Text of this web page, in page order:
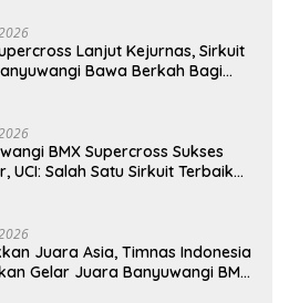
Lanjut Kejurnas, Sirkuit
Bawa Berkah Bagi
BMX Supercross Sukses
UCI: Salah Satu Sirkuit Terbaik
Juara Asia, Timnas Indonesia
Gelar Juara Banyuwangi BMX